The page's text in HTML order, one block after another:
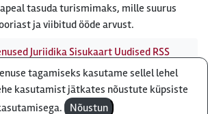
tasuda turismimaks, mille suurus
ja viibitud ööde arvust.
JuriidikaSisukaart Uudised RSS
ÄrikliendileOtsi infot meie saidist
Roosikrantsi 8B Tallinn, Eesti - e-
tagamiseks kasutame sellel lehel
kasutamist jätkates nõustute küpsiste
Nõustun